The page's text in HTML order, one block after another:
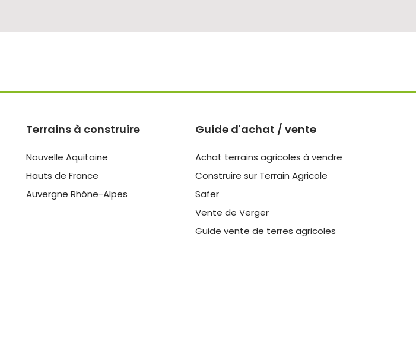
Terrains à construire
Nouvelle Aquitaine
Hauts de France
Auvergne Rhône-Alpes
Guide d'achat / vente
Achat terrains agricoles à vendre
Construire sur Terrain Agricole
Safer
Vente de Verger
Guide vente de terres agricoles